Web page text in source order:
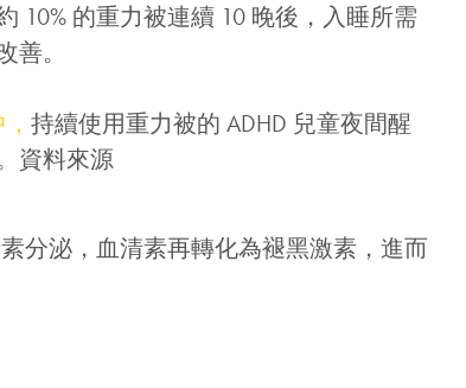
10% 的重力被連續 10 晚後，入睡所需
。
持續使用重力被的 ADHD 兒童夜間醒
資料來源
分泌，血清素再轉化為褪黑激素，進而